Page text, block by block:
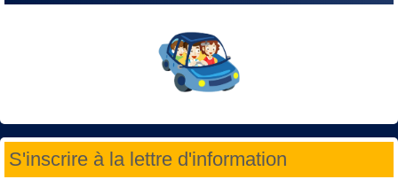
S'inscrire à la lettre d'information